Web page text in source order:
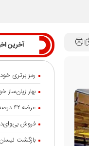
آخرین
رمز برتری
بهار زیان‌ساز
عرضه ۴۲ درصدی سهام تودلی سایپا
فروش
بازگشت